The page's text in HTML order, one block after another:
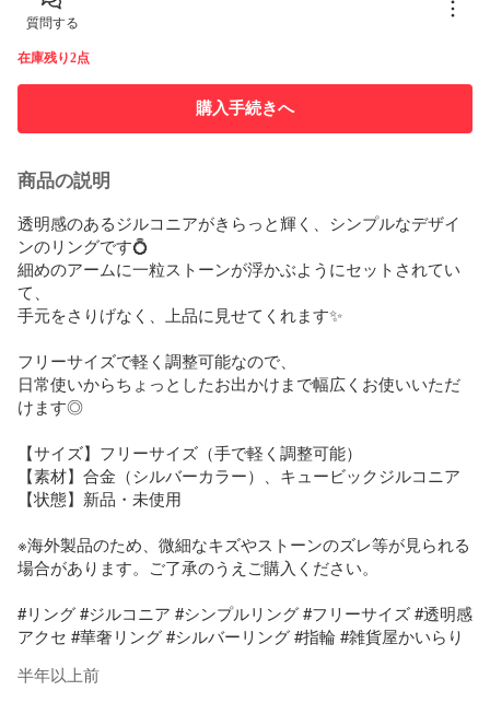
質問する
在庫残り2点
購入手続きへ
商品の説明
透明感のあるジルコニアがきらっと輝く、シンプルなデザイ
ンのリングです💍
細めのアームに一粒ストーンが浮かぶようにセットされてい
て、
手元をさりげなく、上品に見せてくれます✨
フリーサイズで軽く調整可能なので、
日常使いからちょっとしたお出かけまで幅広くお使いいただ
けます◎
【サイズ】フリーサイズ（手で軽く調整可能）
【素材】合金（シルバーカラー）、キュービックジルコニア
【状態】新品・未使用
※海外製品のため、微細なキズやストーンのズレ等が見られる
場合があります。ご了承のうえご購入ください。
#リング #ジルコニア #シンプルリング #フリーサイズ #透明感
アクセ #華奢リング #シルバーリング #指輪 #雑貨屋かいらり
半年以上前